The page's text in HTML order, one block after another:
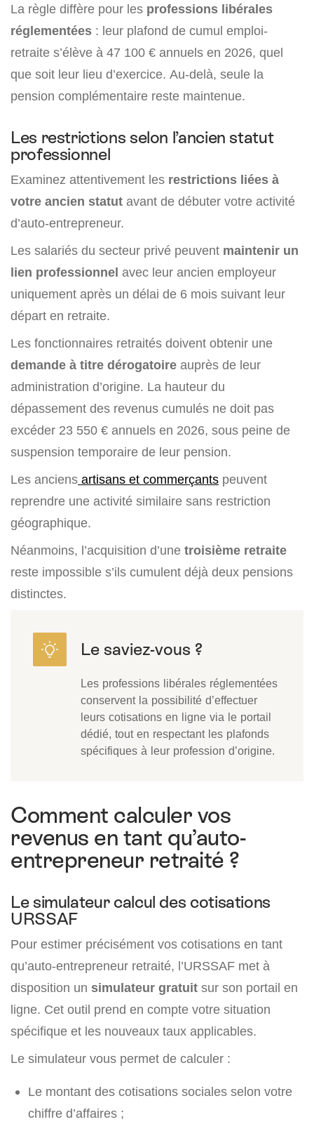
La règle diffère pour les professions libérales
réglementées : leur plafond de cumul emploi-
retraite s’élève à 47 100 € annuels en 2026, quel
que soit leur lieu d’exercice. Au-delà, seule la
pension complémentaire reste maintenue.
Les restrictions selon l’ancien statut
professionnel
Examinez attentivement les restrictions liées à
votre ancien statut avant de débuter votre activité
d’auto-entrepreneur.
Les salariés du secteur privé peuvent maintenir un
lien professionnel avec leur ancien employeur
uniquement après un délai de 6 mois suivant leur
départ en retraite.
Les fonctionnaires retraités doivent obtenir une
demande à titre dérogatoire auprès de leur
administration d’origine. La hauteur du
dépassement des revenus cumulés ne doit pas
excéder 23 550 € annuels en 2026, sous peine de
suspension temporaire de leur pension.
Les anciens artisans et commerçants peuvent
reprendre une activité similaire sans restriction
géographique.
Néanmoins, l’acquisition d’une troisième retraite
reste impossible s’ils cumulent déjà deux pensions
distinctes.
Les professions libérales réglementées
conservent la possibilité d’effectuer
leurs cotisations en ligne via le portail
dédié, tout en respectant les plafonds
spécifiques à leur profession d’origine.
Comment calculer vos
revenus en tant qu’auto-
entrepreneur retraité ?
Le simulateur calcul des cotisations
URSSAF
Pour estimer précisément vos cotisations en tant
qu’auto-entrepreneur retraité, l’URSSAF met à
disposition un simulateur gratuit sur son portail en
ligne. Cet outil prend en compte votre situation
spécifique et les nouveaux taux applicables.
Le simulateur vous permet de calculer :
Le montant des cotisations sociales selon votre
chiffre d’affaires ;